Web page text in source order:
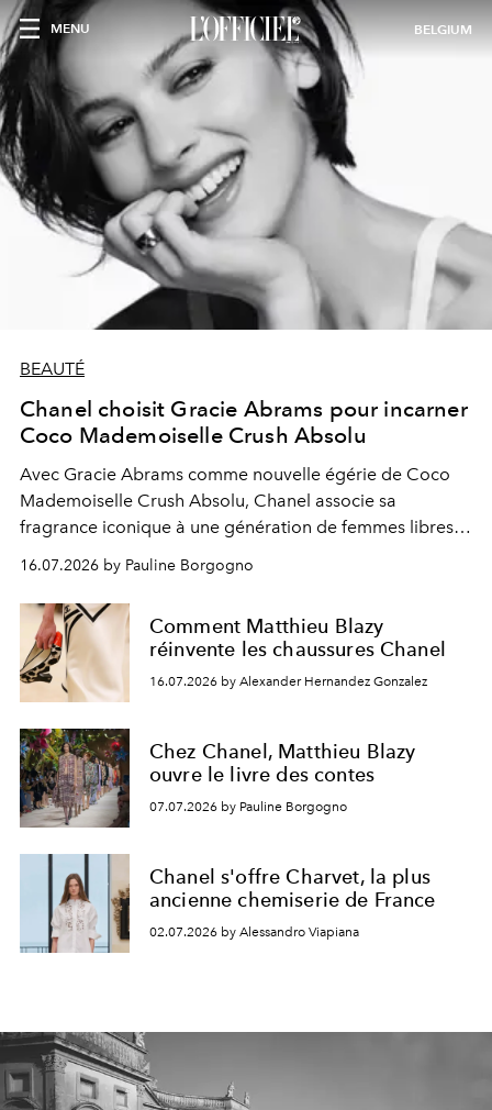
MENU BELGIUM
BEAUTÉ
Chanel choisit Gracie Abrams pour incarner
Coco Mademoiselle Crush Absolu
Avec Gracie Abrams comme nouvelle égérie de Coco
Mademoiselle Crush Absolu, Chanel associe sa
fragrance iconique à une génération de femmes libres,
audacieuses et instinctivement élégantes.
16.07.2026 by Pauline Borgogno
Comment Matthieu Blazy
réinvente les chaussures Chanel
16.07.2026 by Alexander Hernandez Gonzalez
Chez Chanel, Matthieu Blazy
ouvre le livre des contes
07.07.2026 by Pauline Borgogno
Chanel s'offre Charvet, la plus
ancienne chemiserie de France
02.07.2026 by Alessandro Viapiana